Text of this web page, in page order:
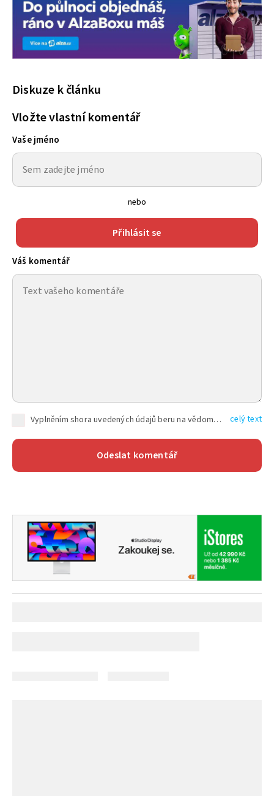
Diskuze k článku
Vložte vlastní komentář
Vaše jméno
nebo
Přihlásit se
Váš komentář
Vyplněním shora uvedených údajů beru na vědomí, že společnost TEXT FACTORY s.r.o., sídlem Brno, Durďákova 336/29, Černá Pole, PSČ: 613 00, IČ: 06157831, zapsané u Krajského soudu v Brně, oddíl C, vložka 100399, bude zpracovávat mé osobní údaje uvedené v rámci mnou vyplněného registračního formuláře na základě oprávněných zájmů TEXT FACTORY s.r.o. dle čl. 6 odst. 1 písm. f) GDPR a pro splnění právních povinností (čl. 6 odst. 1 písm. c) GDPR), a to pro tyto účely: nezbytnost zajistit oprávnění návštěvníka webových stránek provozovaných společností TEXT FACTORY s.r.o. přispívat aktivně ke zveřejněným článkům nebo v rámci diskusních fór a výkon práv TEXT FACTORY s.r.o. jako administrátora těchto diskusních fór. Více informací o zpracování osobních údajů a právech lze nalézt v celý text